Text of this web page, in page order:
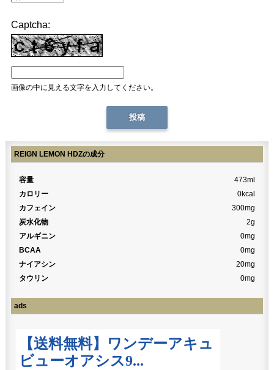
Captcha:
画像の中に見える文字を入力してください。
REIGN LEMON HDZの成分
容量
473ml
カロリー
0kcal
カフェイン
300mg
炭水化物
2g
アルギニン
0mg
BCAA
0mg
ナイアシン
20mg
タウリン
0mg
ads